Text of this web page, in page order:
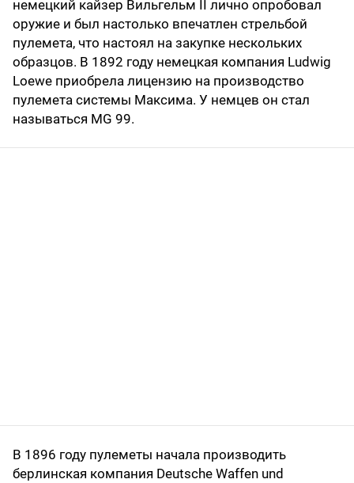
немецкий кайзер Вильгельм II лично опробовал
оружие и был настолько впечатлен стрельбой
пулемета, что настоял на закупке нескольких
образцов. В 1892 году немецкая компания Ludwig
Loewe приобрела лицензию на производство
пулемета системы Максима. У немцев он стал
называться MG 99.
В 1896 году пулеметы начала производить
берлинская компания Deutsche Waffen und